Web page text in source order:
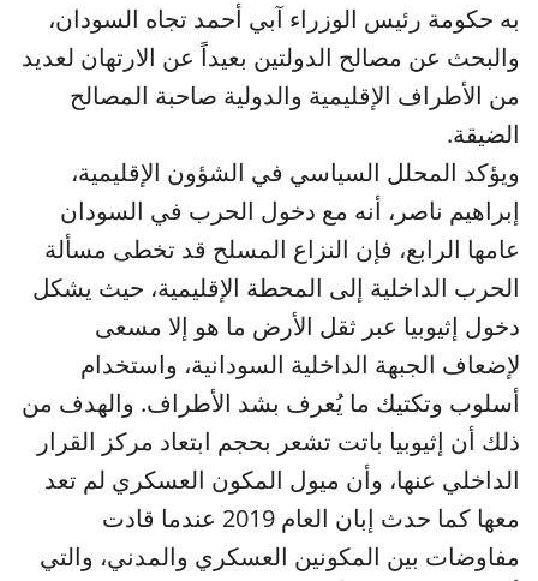
به حكومة رئيس الوزراء آبي أحمد تجاه السودان،
والبحث عن مصالح الدولتين بعيداً عن الارتهان لعديد
من الأطراف الإقليمية والدولية صاحبة المصالح
الضيقة.
ويؤكد المحلل السياسي في الشؤون الإقليمية،
إبراهيم ناصر، أنه مع دخول الحرب في السودان
عامها الرابع، فإن النزاع المسلح قد تخطى مسألة
الحرب الداخلية إلى المحطة الإقليمية، حيث يشكل
دخول إثيوبيا عبر ثقل الأرض ما هو إلا مسعى
لإضعاف الجبهة الداخلية السودانية، واستخدام
أسلوب وتكتيك ما يُعرف بشد الأطراف. والهدف من
ذلك أن إثيوبيا باتت تشعر بحجم ابتعاد مركز القرار
الداخلي عنها، وأن ميول المكون العسكري لم تعد
معها كما حدث إبان العام 2019 عندما قادت
مفاوضات بين المكونين العسكري والمدني، والتي